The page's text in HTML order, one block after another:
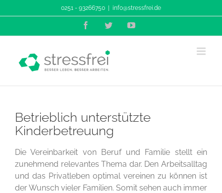
Inhalt
0251 - 93266750 info@stressfrei.de
FacebookTwitterYouTube
Betrieblich unterstützte
Kinderbetreuung
Die Vereinbarkeit von Beruf und Familie stellt ein
zunehmend relevantes Thema dar. Den Arbeitsalltag
und das Privatleben optimal vereinen zu können ist
der Wunsch vieler Familien. Somit sehen auch immer